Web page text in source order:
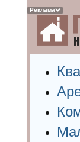
Реклама